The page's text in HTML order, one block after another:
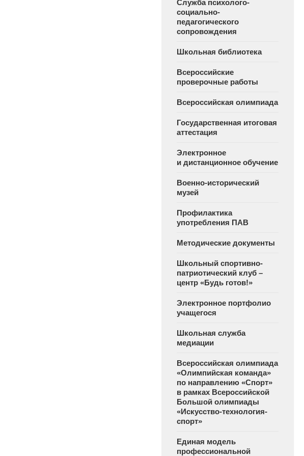
Служба психолого-
социально-
педагогического
сопровождения
Школьная библиотека
Всероссийские
проверочные работы
Всероссийская олимпиада
Государственная итоговая
аттестация
Электронное
и дистанционное обучение
Военно-исторический
музей
Профилактика
употребления ПАВ
Методические документы
Школьный спортивно-
патриотический клуб –
центр «Будь готов!»
Электронное портфолио
учащегося
Школьная служба
медиации
Всероссийская олимпиада
«Олимпийская команда»
по направлению «Спорт»
в рамках Всероссийской
Большой олимпиады
«Искусство-технология-
спорт»
Единая модель
профессиональной